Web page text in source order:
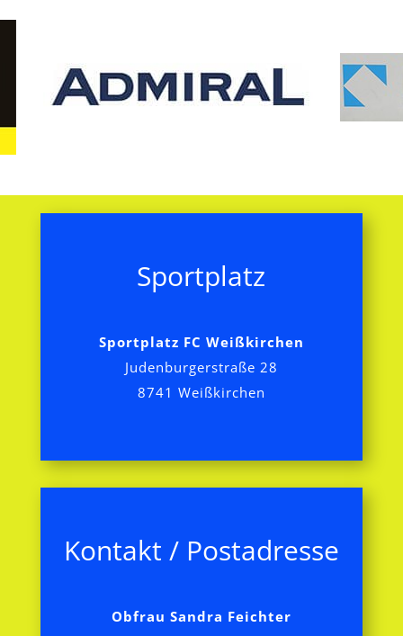
Sportplatz
Sportplatz FC Weißkirchen
Judenburgerstraße 28
8741 Weißkirchen
Kontakt / Postadresse
Obfrau Sandra Feichter